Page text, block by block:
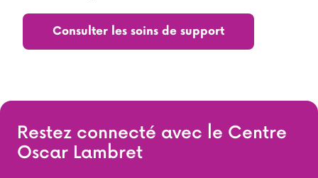
Consulter les soins de support
Restez connecté avec le Centre
Oscar Lambret